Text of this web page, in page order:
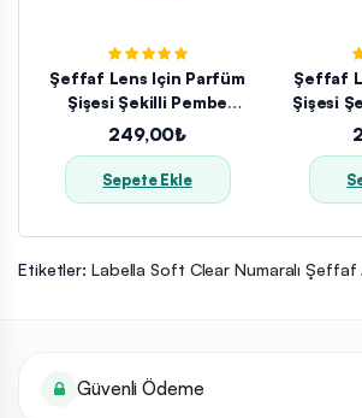
Şeffaf Lens Için Parfüm
Şişesi Şekilli Pembe
Renkli Lens Kabı
249,00₺
Sepete Ekle
Şeffaf
Şişesi
Etiketler: Labella Soft Clear Numaralı Şeffaf
Güvenli Ödeme